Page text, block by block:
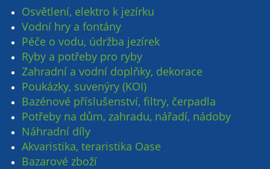
Osvětlení, elektro k jezírku
Vodní hry a fontány
Péče o vodu, údržba jezírek
Ryby a potřeby pro ryby
Zahradní a vodní doplňky, dekorace
Poukázky, suvenýry (KOI)
Bazénové příslušenství, filtry, čerpadla
Potřeby na dům, zahradu, nářadí, nádoby
Náhradní díly
Akvaristika, teraristika Oase
Bazarové zboží